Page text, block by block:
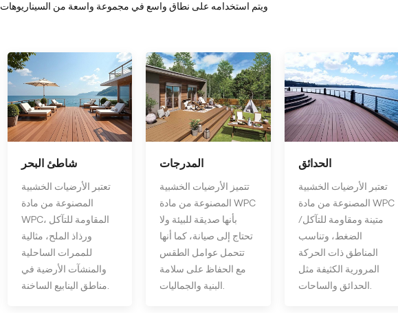
ويتم استخدامه على نطاق واسع في مجموعة واسعة من السيناريوهات
شاطئ البحر
تعتبر الأرضيات الخشبية
المصنوعة من مادة
WPC، المقاومة للتآكل
ورذاذ الملح، مثالية
للممرات الساحلية
والمنشآت الأرضية في
المدرجات
تتميز الأرضيات الخشبية
المصنوعة من مادة WPC
بأنها صديقة للبيئة ولا
تحتاج إلى صيانة، كما أنها
تتحمل عوامل الطقس
مع الحفاظ على سلامة
الحدائق
تعتبر الأرضيات الخشبية
المصنوعة من مادة WPC
متينة ومقاومة للتآكل/
الضغط، وتناسب
المناطق ذات الحركة
المرورية الكثيفة مثل